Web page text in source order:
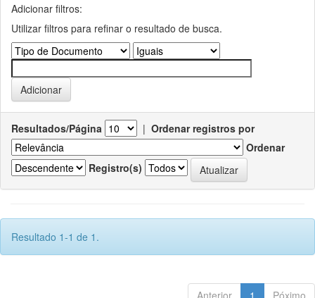
Adicionar filtros:
Utilizar filtros para refinar o resultado de busca.
Resultados/Página | Ordenar registros por
Ordenar
Registro(s)
Resultado 1-1 de 1.
Anterior 1 Póximo